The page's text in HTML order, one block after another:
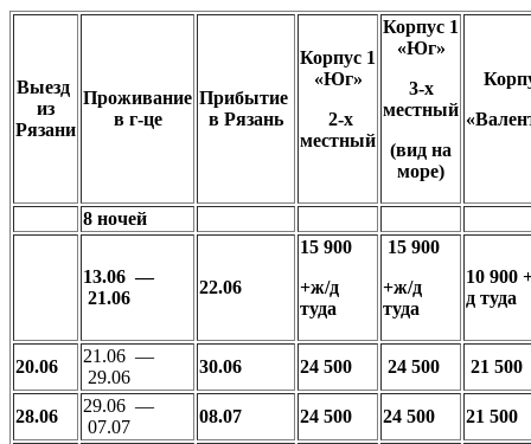
Выезд
из
Рязани
Проживание
в г-це
Прибытие
в Рязань
Корпус 1
«Юг»
2-х
местный
Корпус 1
«Юг»
3-х
местный
(вид на
море)
8 ночей
13.06 —
21.06
22.06
15 900
+ж/д
туда
15 900
+ж/д
туда
10 900
д туда
20.06
21.06 —
29.06
30.06 24 500 24 500 21 500
28.06
29.06 —
07.07
08.07 24 500 24 500
21 500